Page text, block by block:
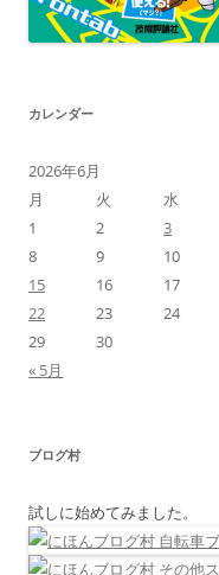
カレンダー
2026年6月
月
火 水
1
2 3
8
9 10
15
16 17
22
23 24
29
30
« 5月
ブログ村
試しに始めてみました。